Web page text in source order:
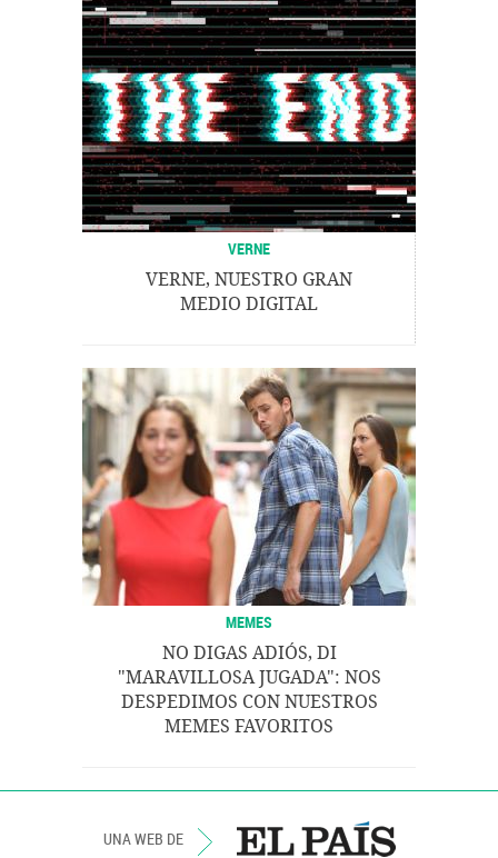
VERNE
VERNE, NUESTRO GRAN
MEDIO DIGITAL
MEMES
NO DIGAS ADIÓS, DI
"MARAVILLOSA JUGADA": NOS
DESPEDIMOS CON NUESTROS
MEMES FAVORITOS
UNA WEB DE